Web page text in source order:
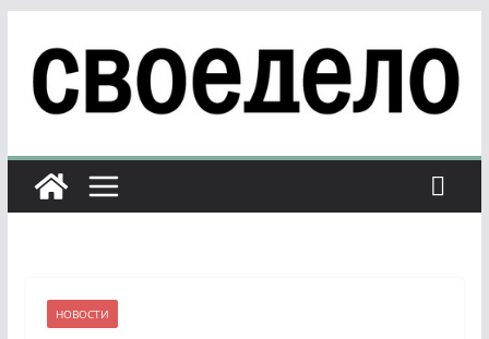
содержимому
НОВОСТИ